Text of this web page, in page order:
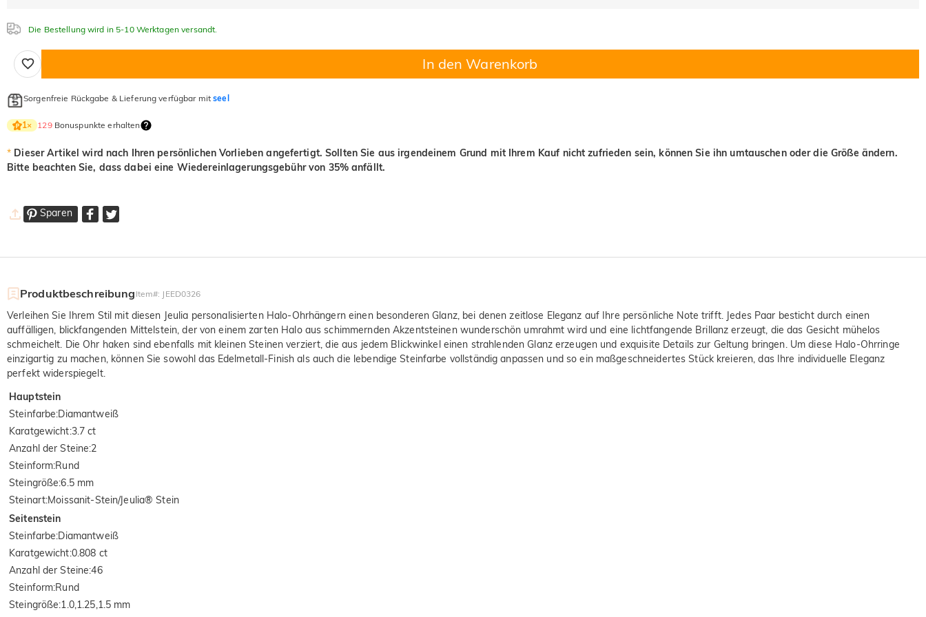
Die Bestellung wird in 5-10 Werktagen versandt.
In den Warenkorb
Sorgenfreie Rückgabe & Lieferung verfügbar mitseel
1× 129Bonuspunkte erhalten
* Dieser Artikel wird nach Ihren persönlichen Vorlieben angefertigt. Sollten Sie aus irgendeinem Grund mit Ihrem Kauf nicht zufrieden sein, können Sie ihn umtauschen oder die Größe ändern.
Bitte beachten Sie, dass dabei eine Wiedereinlagerungsgebühr von 35% anfällt.
Sparen
Produktbeschreibung Item#: JEED0326
Verleihen Sie Ihrem Stil mit diesen Jeulia personalisierten Halo-Ohrhängern einen besonderen Glanz, bei denen zeitlose Eleganz auf Ihre persönliche Note trifft. Jedes Paar besticht durch einen
auffälligen, blickfangenden Mittelstein, der von einem zarten Halo aus schimmernden Akzentsteinen wunderschön umrahmt wird und eine lichtfangende Brillanz erzeugt, die das Gesicht mühelos
schmeichelt. Die Ohr haken sind ebenfalls mit kleinen Steinen verziert, die aus jedem Blickwinkel einen strahlenden Glanz erzeugen und exquisite Details zur Geltung bringen. Um diese Halo-Ohrringe
einzigartig zu machen, können Sie sowohl das Edelmetall-Finish als auch die lebendige Steinfarbe vollständig anpassen und so ein maßgeschneidertes Stück kreieren, das Ihre individuelle Eleganz
perfekt widerspiegelt.
Hauptstein
Steinfarbe:Diamantweiß
Karatgewicht:3.7 ct
Anzahl der Steine:2
Steinform:Rund
Steingröße:6.5 mm
Steinart:Moissanit-Stein/Jeulia® Stein
Seitenstein
Steinfarbe:Diamantweiß
Karatgewicht:0.808 ct
Anzahl der Steine:46
Steinform:Rund
Steingröße:1.0,1.25,1.5 mm